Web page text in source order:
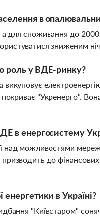
в
для споживання до
зниженим
роль у ВДЕ-ринку?
"Укренерго".
в енергосистему
можливостями мереж,
до фінансових
енергетики в Україні?
"Київстаром"